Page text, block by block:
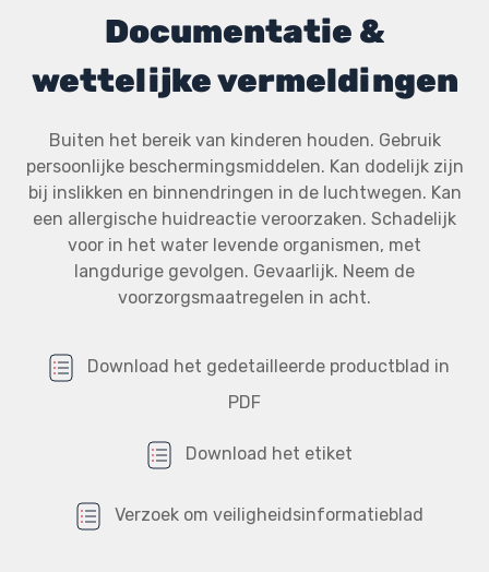
Documentatie &
wettelijke vermeldingen
Buiten het bereik van kinderen houden. Gebruik
persoonlijke beschermingsmiddelen. Kan dodelijk zijn
bij inslikken en binnendringen in de luchtwegen. Kan
een allergische huidreactie veroorzaken. Schadelijk
voor in het water levende organismen, met
langdurige gevolgen. Gevaarlijk. Neem de
voorzorgsmaatregelen in acht.
Download het gedetailleerde productblad in
PDF
Download het etiket
Verzoek om veiligheidsinformatieblad